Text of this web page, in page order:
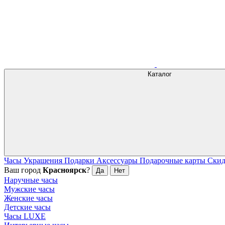
Каталог
Часы Украшения Подарки Аксессуары Подарочные карты
Ваш город Красноярск? Да Нет
Наручные часы
Мужские часы
Женские часы
Детские часы
Часы LUXE